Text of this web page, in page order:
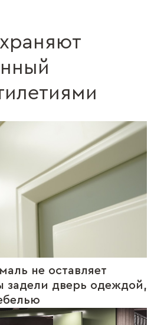
не оставляет
задели дверь одеждой,